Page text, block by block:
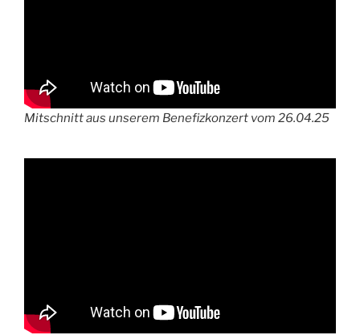
Mitschnitt aus unserem Benefizkonzert vom 26.04.25